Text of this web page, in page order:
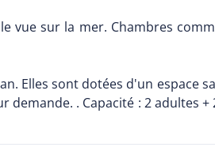
vue sur la mer. Chambres
Elles sont dotées d'un espace
. Capacité : 2 adultes +